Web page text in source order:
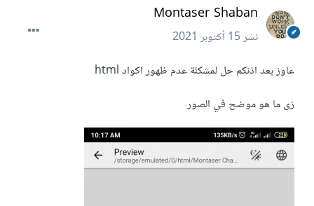
Montaser Shaban
نشر15 أكتوبر 2021
عاوز بعد اذنكم حل لمشكلة عدم ظهور اكواد html
زى ما هو موضح في الصور